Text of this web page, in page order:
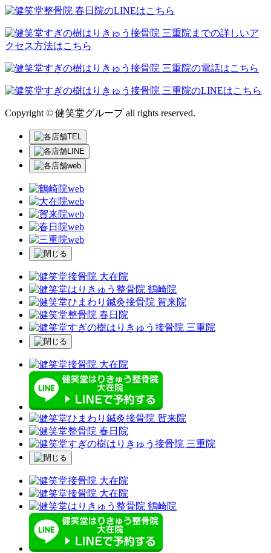
Copyright © 健笑堂グループ all rights reserved.